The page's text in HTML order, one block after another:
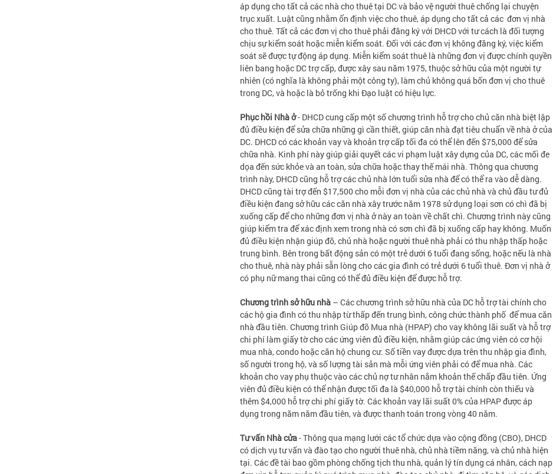
áp dụng cho tất cả các nhà cho thuê tại DC và bảo vệ người thuê chống lại chuyện
trục xuất. Luật cũng nhằm ổn định việc cho thuê, áp dụng cho tất cả các đơn vị nhà
cho thuê. Tất cả các đơn vị cho thuê phải đăng ký với DHCD với tư cách là đối tượng
chịu sự kiểm soát hoặc miễn kiểm soát. Đối với các đơn vị không đăng ký, việc kiểm
soát sẽ được tự động áp dụng. Miễn kiểm soát thuê là những đơn vị được chính quyền
liên bang hoặc DC trợ cấp, được xây sau năm 1975, thuộc sở hữu của một người tự
nhiên (có nghĩa là không phải một công ty), làm chủ không quá bốn đơn vị cho thuê
trong DC, và hoặc là bỏ trống khi Đạo luật có hiệu lực.
Phục hồi Nhà ở- DHCD cung cấp một số chương trình hỗ trợ cho chủ căn nhà biệt lập
đủ điều kiện để sửa chữa những gì cần thiết, giúp căn nhà đạt tiêu chuẩn về nhà ở của
DC. DHCD có các khoản vay và khoản trợ cấp tối đa có thể lên đến $75,000 để sửa
chữa nhà. Kinh phí này giúp giải quyết các vi phạm luật xây dựng của DC, các mối đe
dọa đến sức khỏe và an toàn, sửa chữa hoặc thay thế mái nhà. Thông qua chương
trình này, DHCD cũng hỗ trợ các chủ nhà lớn tuổi sửa nhà để có thể ra vào dễ dàng.
DHCD cũng tài trợ đến $17,500 cho mỗi đơn vị nhà của các chủ nhà và chủ đầu tư đủ
điều kiện đang sở hữu các căn nhà xây trước năm 1978 sử dụng loại sơn có chì đã bị
xuống cấp để cho những đơn vị nhà ở này an toàn về chất chì. Chương trình này cũng
giúp kiểm tra để xác định xem trong nhà có sơn chì đã bị xuống cấp hay không. Muốn
đủ điều kiện nhận giúp đỡ, chủ nhà hoặc người thuê nhà phải có thu nhập thấp hoặc
trung bình. Bên trong bất động sản có một trẻ dưới 6 tuổi đang sống, hoặc nếu là nhà
cho thuê, nhà này phải sẵn lòng cho các gia đình có trẻ dưới 6 tuổi thuê. Đơn vị nhà ở
có phụ nữ mang thai cũng có thể đủ điều kiện để được hỗ trợ.
Chương trình sở hữu nhà – Các chương trình sở hữu nhà của DC hỗ trợ tài chính cho
các hộ gia đình có thu nhập từ thấp đến trung bình, công chức thành phố để mua căn
nhà đầu tiên. Chương trình Giúp đỡ Mua nhà (HPAP) cho vay không lãi suất và hỗ trợ
chi phí làm giấy tờ cho các ứng viên đủ điều kiện, nhằm giúp các ứng viên có cơ hội
mua nhà, condo hoặc căn hộ chung cư. Số tiền vay được dựa trên thu nhập gia đình,
số người trong hộ, và số lượng tài sản mà mỗi ứng viên phải có để mua nhà. Các
khoản cho vay phụ thuộc vào các chủ nợ tư nhân nắm khoản thế chấp đầu tiên. Ứng
viên đủ điều kiện có thể nhận được tối đa là $40,000 hỗ trợ tài chính còn thiếu và
thêm $4,000 hỗ trợ chi phí giấy tờ. Các khoản vay lãi suất 0% của HPAP được áp
dụng trong năm năm đầu tiên, và được thanh toán trong vòng 40 năm.
Tư vấn Nhà cửa- Thông qua mạng lưới các tổ chức dựa vào cộng đồng (CBO), DHCD
có dịch vụ tư vấn và đào tạo cho người thuê nhà, chủ nhà tiềm năng, và chủ nhà hiện
tại. Các đề tài bao gồm phòng chống tịch thu nhà, quản lý tín dụng cá nhân, cách nạp